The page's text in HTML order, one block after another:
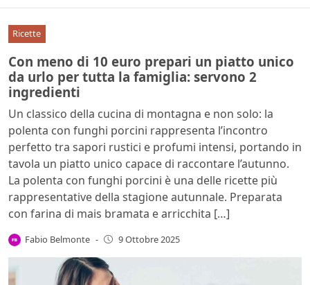
Ricette
Con meno di 10 euro prepari un piatto unico
da urlo per tutta la famiglia: servono 2
ingredienti
Un classico della cucina di montagna e non solo: la
polenta con funghi porcini rappresenta l’incontro
perfetto tra sapori rustici e profumi intensi, portando in
tavola un piatto unico capace di raccontare l’autunno.
La polenta con funghi porcini è una delle ricette più
rappresentative della stagione autunnale. Preparata
con farina di mais bramata e arricchita […]
Fabio Belmonte - 9 Ottobre 2025